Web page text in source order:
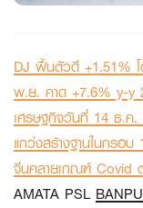
DJ ฟื้นตัวดี +1.51%
พ.ย. คาด +7.6% y-y
เศรษฐกิจวันที่ 14 ธ.
แกว่งสร้างฐานในกรอ
จีนคลายเกณฑ์ Covid
AMATA PSL BANPU